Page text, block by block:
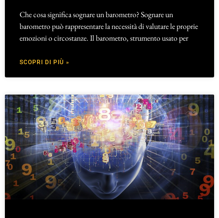
Che cosa significa sognare un barometro? Sognare un
barometro può rappresentare la necessità di valutare le proprie
emozioni o circostanze. Il barometro, strumento usato per
SCOPRI DI PIÙ »